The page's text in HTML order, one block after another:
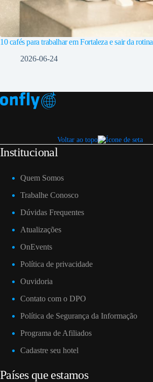
10 cafés para trabalhar em Fortaleza e sair da rotina
2026-06-24
Voltar ao topo
Institucional
Quem Somos
Trabalhe Conosco
Dúvidas Frequentes
Atualizações
OnEvents
Política de privacidade
Ouvidoria
Contato com o DPO
Política de Segurança da Informação
Programa de Afiliados
Cadastre seu hotel
Países que estamos